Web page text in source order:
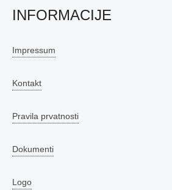
INFORMACIJE
Impressum
Kontakt
Pravila prvatnosti
Dokumenti
Logo